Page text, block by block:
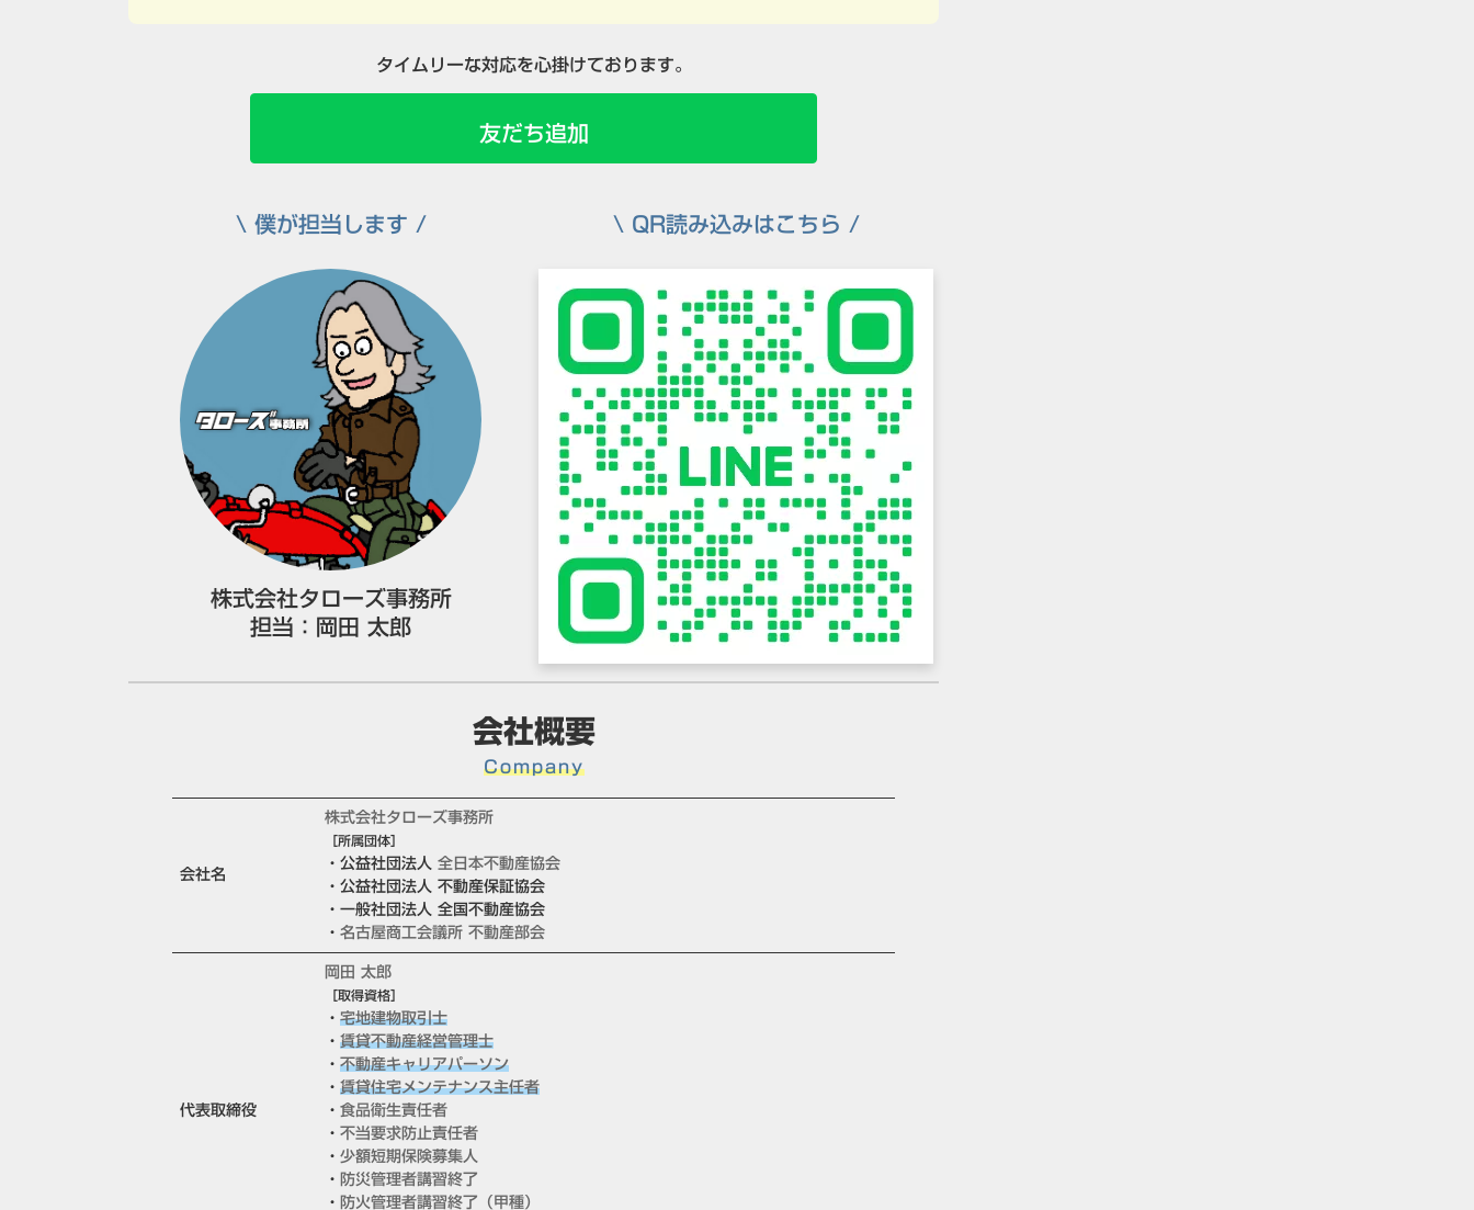
タイムリーな対応を心掛けております。
友だち追加
\ 僕が担当します /
株式会社タローズ事務所
担当： 岡田 太郎
\ QR読み込みはこちら /
会社概要
Company
会社名
株式会社タローズ事務所
［所属団体］
・公益社団法人 全日本不動産協会
・公益社団法人 不動産保証協会
・一般社団法人 全国不動産協会
・ 名古屋商工会議所 不動産部会
代表取締役
岡田 太郎
［取得資格］
・ 宅地建物取引士
・ 賃貸不動産経営管理士
・ 不動産キャリアパーソン
・ 賃貸住宅メンテナンス主任者
・ 食品衛生責任者
・ 不当要求防止責任者
・ 少額短期保険募集人
・ 防災管理者講習終了
・ 防火管理者講習終了（甲種）